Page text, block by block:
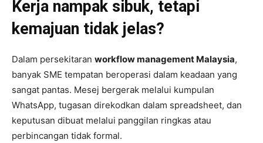
Kerja nampak sibuk, tetapi
kemajuan tidak jelas?
Dalam persekitaran workflow management Malaysia,
banyak SME tempatan beroperasi dalam keadaan yang
sangat pantas. Mesej bergerak melalui kumpulan
WhatsApp, tugasan direkodkan dalam spreadsheet, dan
keputusan dibuat melalui panggilan ringkas atau
perbincangan tidak formal.